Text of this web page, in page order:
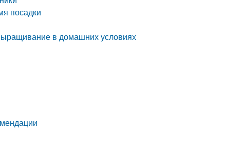
посадки
в домашних условиях